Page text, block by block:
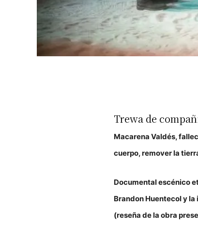
Trewa de
Macarena Valdés,
cuerpo, remover la
Documental escénico
Brandon Huentecol y
(reseña de la obra